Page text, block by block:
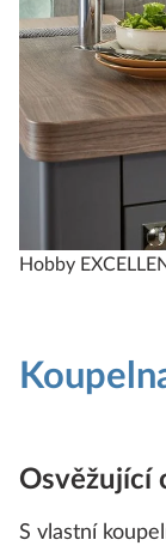
Hobby
Osvěžující
S vlastní